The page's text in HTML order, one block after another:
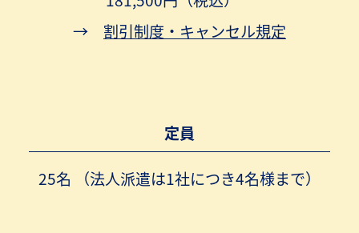
→ 割引制度・キャンセル規定
定員
25名 （法人派遣は1社につき4名様まで）